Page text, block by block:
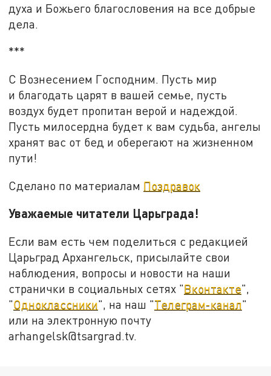
духа и Божьего благословения на все добрые
дела.
***
С Вознесением Господним. Пусть мир
и благодать царят в вашей семье, пусть
воздух будет пропитан верой и надеждой.
Пусть милосердна будет к вам судьба, ангелы
хранят вас от бед и оберегают на жизненном
пути!
Сделано по материалам Поздравок
Уважаемые читатели Царьграда!
Если вам есть чем поделиться с редакцией
Царьград Архангельск, присылайте свои
наблюдения, вопросы и новости на наши
странички в социальных сетях "Вконтакте",
"Одноклассники", на наш "Телеграм-канал"
или на электронную почту
arhangelsk@tsargrad.tv.